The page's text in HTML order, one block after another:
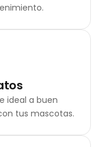
ideal a buen
tus mascotas.